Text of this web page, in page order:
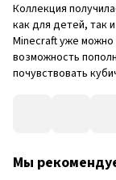
Коллекция
как для детей, так
Minecraft уже можно
возможность
почувствовать
Мы